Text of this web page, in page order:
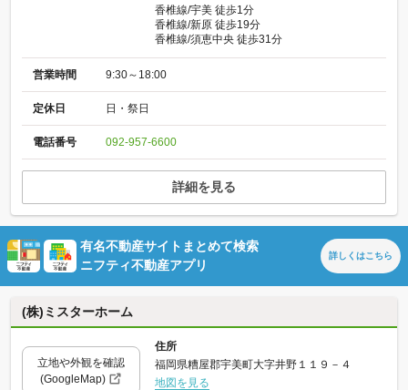
香椎線/宇美 徒歩1分
香椎線/新原 徒歩19分
香椎線/須恵中央 徒歩31分
営業時間 9:30～18:00
定休日 日・祭日
電話番号 092-957-6600
詳細を見る
有名不動産サイトまとめて検索
ニフティ不動産アプリ
詳しくはこちら
(株)ミスターホーム
立地や外観を確認
(GoogleMap)
住所
福岡県糟屋郡宇美町大字井野１１９－４
地図を見る